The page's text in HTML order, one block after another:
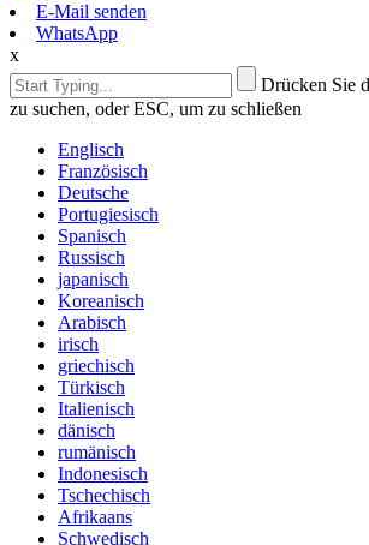
E-Mail senden
WhatsApp
x
Drücken Sie
zu suchen, oder ESC, um zu schließen
Englisch
Französisch
Deutsche
Portugiesisch
Spanisch
Russisch
japanisch
Koreanisch
Arabisch
irisch
griechisch
Türkisch
Italienisch
dänisch
rumänisch
Indonesisch
Tschechisch
Afrikaans
Schwedisch